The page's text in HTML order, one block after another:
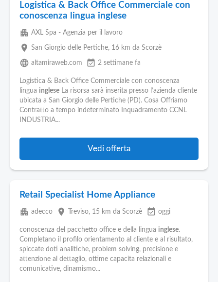
Logistica & Back Office Commerciale con
conoscenza lingua inglese
apartment AXL Spa - Agenzia per il lavoro
place San Giorgio delle Pertiche, 16 km da Scorzè
language altamiraweb.com event_available 2 settimane fa
Logistica & Back Office Commerciale con conoscenza
lingua inglese La risorsa sarà inserita presso l’azienda cliente
ubicata a San Giorgio delle Pertiche (PD). Cosa Offriamo
Contratto a tempo indeterminato Inquadramento CCNL
INDUSTRIA...
Vedi offerta
Retail Specialist Home Appliance
apartment adecco place Treviso, 15 km da Scorzè event_available oggi
conoscenza del pacchetto office e della lingua inglese.
Completano il profilo orientamento al cliente e al risultato,
spiccate doti analitiche, problem solving, precisione e
attenzione al dettaglio, ottime capacita relazionali e
comunicative, dinamismo...